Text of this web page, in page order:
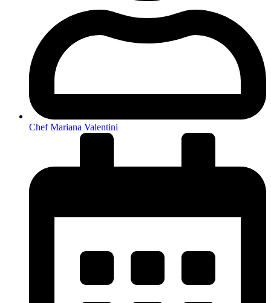
Chef Mariana Valentini